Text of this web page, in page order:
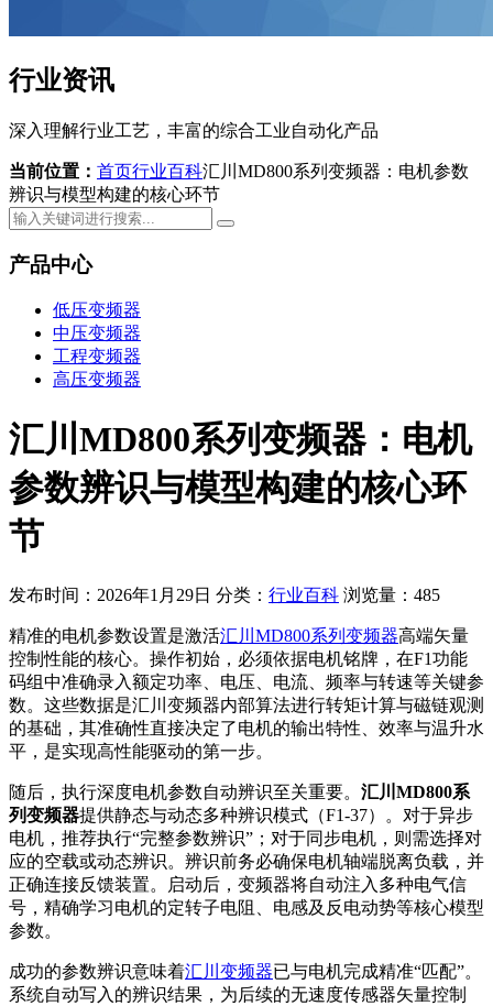
行业资讯
深入理解行业工艺，丰富的综合工业自动化产品
当前位置： 首页行业百科汇川MD800系列变频器：电机参数
辨识与模型构建的核心环节
产品中心
低压变频器
中压变频器
工程变频器
高压变频器
汇川MD800系列变频器：电机
参数辨识与模型构建的核心环
节
发布时间：2026年1月29日 分类： 行业百科 浏览量：485
精准的电机参数设置是激活汇川MD800系列变频器高端矢量
控制性能的核心。操作初始，必须依据电机铭牌，在F1功能
码组中准确录入额定功率、电压、电流、频率与转速等关键参
数。这些数据是汇川变频器内部算法进行转矩计算与磁链观测
的基础，其准确性直接决定了电机的输出特性、效率与温升水
平，是实现高性能驱动的第一步。
随后，执行深度电机参数自动辨识至关重要。 汇川MD800系
列变频器提供静态与动态多种辨识模式（F1-37）。对于异步
电机，推荐执行“完整参数辨识”；对于同步电机，则需选择对
应的空载或动态辨识。辨识前务必确保电机轴端脱离负载，并
正确连接反馈装置。启动后，变频器将自动注入多种电气信
号，精确学习电机的定转子电阻、电感及反电动势等核心模型
参数。
成功的参数辨识意味着汇川变频器已与电机完成精准“匹配”。
系统自动写入的辨识结果，为后续的无速度传感器矢量控制